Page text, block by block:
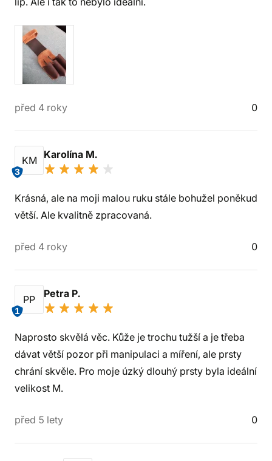
před 4 roky 0
KM
3
Karolína M.
Krásná, ale na moji malou ruku stále bohužel poněkud
větší. Ale kvalitně zpracovaná.
před 4 roky 0
PP
1
Petra P.
Naprosto skvělá věc. Kůže je trochu tužší a je třeba
dávat větší pozor při manipulaci a míření, ale prsty
chrání skvěle. Pro moje úzký dlouhý prsty byla ideální
velikost M.
před 5 lety 0